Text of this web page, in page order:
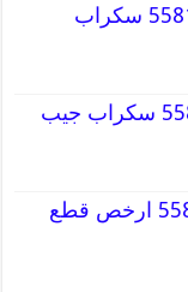
قطع غيار باجيرو 55818355 سكراب
قطع غيار جيب 55818355 سكراب جيب
قطع غيار دودج 55818355 ارخص قطع